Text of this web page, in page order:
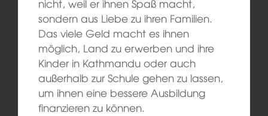
nicht, weil er ihnen Spaß macht,
sondern aus Liebe zu ihren Familien.
Das viele Geld macht es ihnen
möglich, Land zu erwerben und ihre
Kinder in Kathmandu oder auch
außerhalb zur Schule gehen zu lassen,
um ihnen eine bessere Ausbildung
finanzieren zu können.